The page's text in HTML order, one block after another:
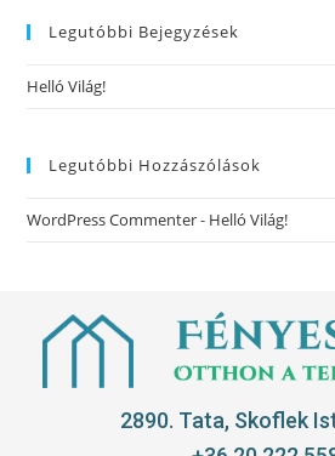
Legutóbbi Bejegyzések
Helló Világ!
Legutóbbi Hozzászólások
WordPress Commenter- Helló Világ!
2890. Tata, Skoflek